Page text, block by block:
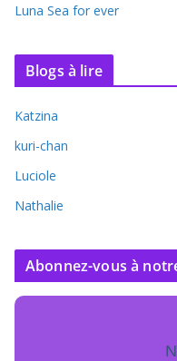
Luna Sea for ever
Blogs à lire
Katzina
kuri-chan
Luciole
Nathalie
Abonnez-vous à